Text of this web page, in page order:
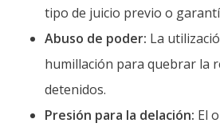
tipo de juicio previo o
Abuso de poder: La
humillación para quebrar la
detenidos.
Presión para la delación: El